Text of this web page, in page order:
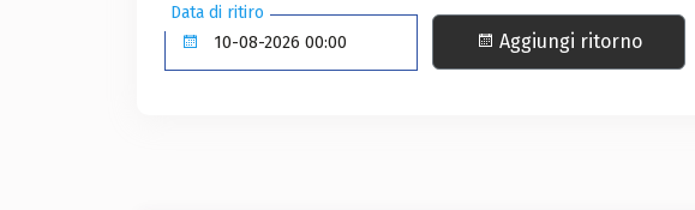
Data di ritiro
Aggiungi ritorno